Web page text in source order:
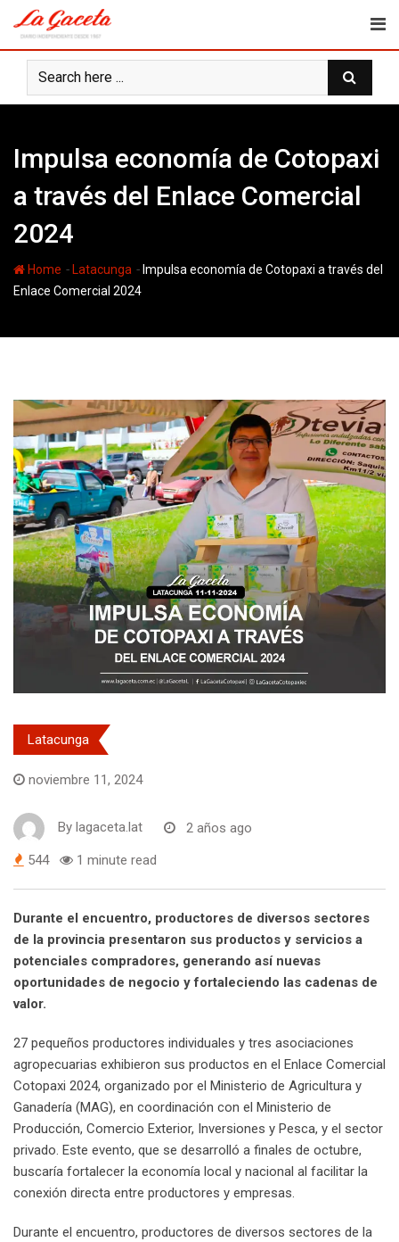
content
Impulsa economía de Cotopaxi
a través del Enlace Comercial
2024
Home - Latacunga - Impulsa economía de Cotopaxi a través del
Enlace Comercial 2024
Latacunga
noviembre 11, 2024
By lagaceta.lat 2 años ago
544 1 minute read
Durante el encuentro, productores de diversos sectores
de la provincia presentaron sus productos y servicios a
potenciales compradores, generando así nuevas
oportunidades de negocio y fortaleciendo las cadenas de
valor.
27 pequeños productores individuales y tres asociaciones
agropecuarias exhibieron sus productos en el Enlace Comercial
Cotopaxi 2024, organizado por el Ministerio de Agricultura y
Ganadería (MAG), en coordinación con el Ministerio de
Producción, Comercio Exterior, Inversiones y Pesca, y el sector
privado. Este evento, que se desarrolló a finales de octubre,
buscaría fortalecer la economía local y nacional al facilitar la
conexión directa entre productores y empresas.
Durante el encuentro, productores de diversos sectores de la